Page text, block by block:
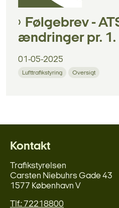
Følgebrev -
ændringer pr. 1.
01-05-2025
Lufttrafikstyring Oversigt
Kontakt
Trafikstyrelsen
Carsten Niebuhrs Gade 43
1577 København V
Tlf.: 72218800